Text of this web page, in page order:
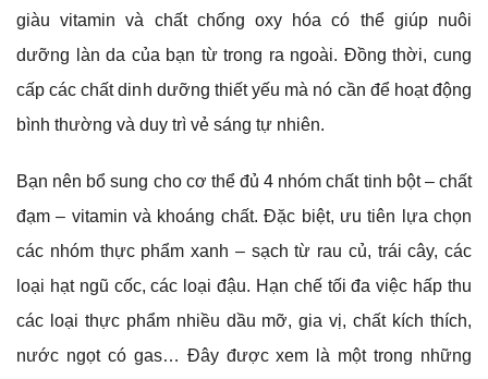
giàu vitamin và chất chống oxy hóa có thể giúp nuôi
dưỡng làn da của bạn từ trong ra ngoài. Đồng thời, cung
cấp các chất dinh dưỡng thiết yếu mà nó cần để hoạt động
bình thường và duy trì vẻ sáng tự nhiên.
Bạn nên bổ sung cho cơ thể đủ 4 nhóm chất tinh bột – chất
đạm – vitamin và khoáng chất. Đặc biệt, ưu tiên lựa chọn
các nhóm thực phẩm xanh – sạch từ rau củ, trái cây, các
loại hạt ngũ cốc, các loại đậu. Hạn chế tối đa việc hấp thu
các loại thực phẩm nhiều dầu mỡ, gia vị, chất kích thích,
nước ngọt có gas… Đây được xem là một trong những